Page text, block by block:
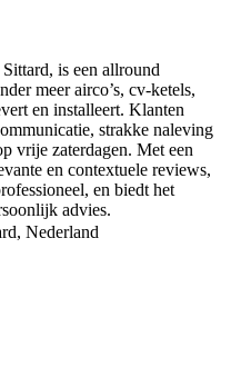
is een allround
meer airco’s, cv-ketels,
en installeert. Klanten
strakke naleving
vrije zaterdagen. Met een
en contextuele reviews,
en biedt het
advies.
Nederland